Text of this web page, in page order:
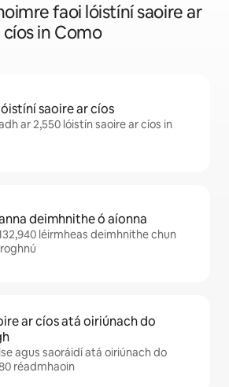
faoi lóistíní saoire ar
cíos in Como
saoire ar cíos
ar 2,550 lóistín saoire ar cíos in
deimhnithe ó aíonna
léirmheas deimhnithe chun
ar cíos atá oiriúnach do
agus saoráidí atá oiriúnach do
réadmhaoin